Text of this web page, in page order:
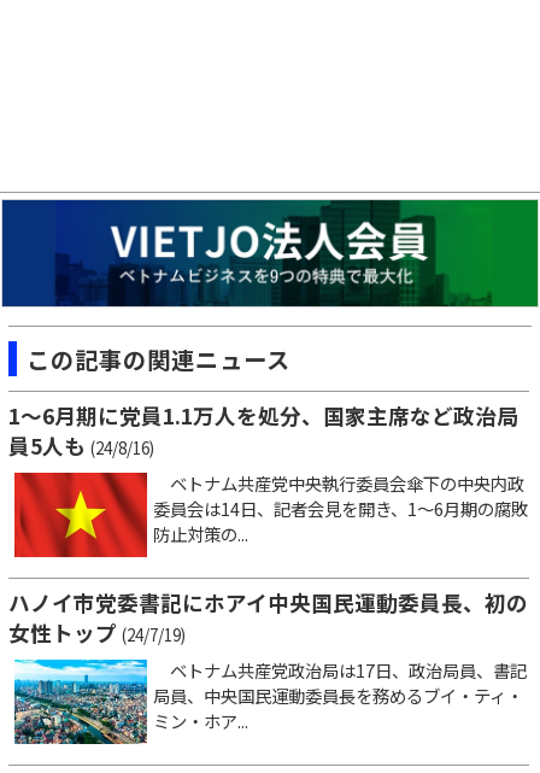
この記事の関連ニュース
1～6月期に党員1.1万人を処分、国家主席など政治局
員5人も (24/8/16)
ベトナム共産党中央執行委員会傘下の中央内政
委員会は14日、記者会見を開き、1～6月期の腐敗
防止対策の...
ハノイ市党委書記にホアイ中央国民運動委員長、初の
女性トップ (24/7/19)
ベトナム共産党政治局は17日、政治局員、書記
局員、中央国民運動委員長を務めるブイ・ティ・
ミン・ホア...